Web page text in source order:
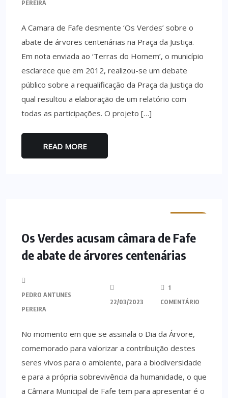
PEREIRA
A Camara de Fafe desmente ‘Os Verdes’ sobre o
abate de árvores centenárias na Praça da Justiça.
Em nota enviada ao ‘Terras do Homem’, o município
esclarece que em 2012, realizou-se um debate
público sobre a requalificação da Praça da Justiça do
qual resultou a elaboração de um relatório com
todas as participações. O projeto […]
READ MORE
Os Verdes acusam câmara de Fafe
de abate de árvores centenárias
PEDRO ANTUNES
PEREIRA
22/03/2023
1
COMENTÁRIO
No momento em que se assinala o Dia da Árvore,
comemorado para valorizar a contribuição destes
seres vivos para o ambiente, para a biodiversidade
e para a própria sobrevivência da humanidade, o que
a Câmara Municipal de Fafe tem para apresentar é o